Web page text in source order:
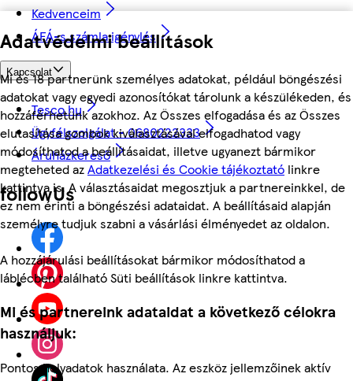
Adatvédelmi beállítások
Mi és 18 partnerünk személyes adatokat, például böngészési
adatokat vagy egyedi azonosítókat tárolunk a készülékeden, és
hozzáférhetünk azokhoz. Az Összes elfogadása és az Összes
elutasítása gombok kiválasztásával elfogadhatod vagy
módosíthatod a beállításaidat, illetve ugyanezt bármikor
megteheted azAdatkezelési és Cookie tájékoztató linkre
kattintva is. A választásaidat megosztjuk a partnereinkkel, de
ez nem érinti a böngészési adataidat. A beállításaid alapján
személyre tudjuk szabni a vásárlási élményedet az oldalon.
A hozzájárulási beállításokat bármikor módosíthatod a
láblécben található Süti beállítások linkre kattintva.
Mi és partnereink adataidat a következő célokra
használjuk:
Pontos helyadatok használata. Az eszköz jellemzőinek aktív
Kedvenceim
ÁFÁ-s számla igénylés
Kapcsolat
Tesco.hu
Ügyfélszolgálat - 0680222333
Áruházkereső
followUs